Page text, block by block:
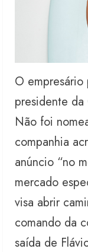
O
presidente
Não foi
companhia
anúncio “no
mercado
visa abrir
comando da
saída de